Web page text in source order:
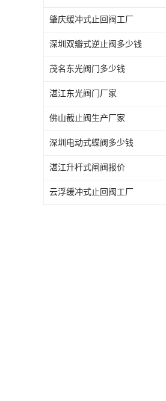
肇庆缓冲式止回阀工厂
深圳双瓣式逆止阀多少钱
茂名东光阀门多少钱
湛江东光阀门厂家
佛山截止阀生产厂家
深圳电动式蝶阀多少钱
湛江升杆式闸阀报价
云浮缓冲式止回阀工厂